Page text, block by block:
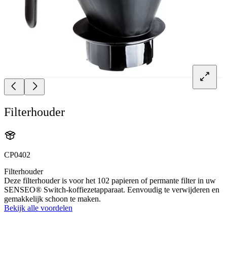
Filterhouder
CP0402
Filterhouder
Deze filterhouder is voor het 102 papieren of permante filter in uw
SENSEO® Switch-koffiezetapparaat. Eenvoudig te verwijderen en
gemakkelijk schoon te maken.
Bekijk alle voordelen